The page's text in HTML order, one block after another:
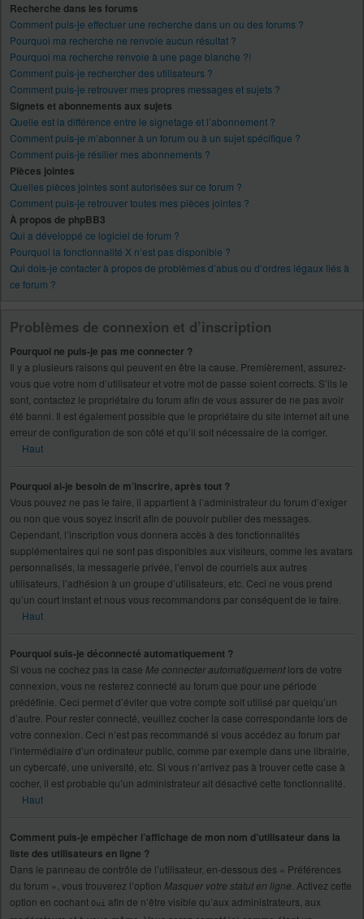
Recherche dans les forums
Comment puis-je effectuer une recherche dans un ou des forums ?
Pourquoi ma recherche ne renvoie aucun résultat ?
Pourquoi ma recherche renvoie à une page blanche ?!
Comment puis-je rechercher des utilisateurs ?
Comment puis-je retrouver mes propres messages et sujets ?
Signets et abonnements aux sujets
Quelle est la différence entre le signetage et l’abonnement ?
Comment puis-je m’abonner à un forum ou à un sujet spécifique ?
Comment puis-je résilier mes abonnements ?
Pièces jointes
Quelles pièces jointes sont autorisées sur ce forum ?
Comment puis-je retrouver toutes mes pièces jointes ?
À propos de phpBB3
Qui a développé ce logiciel de forum ?
Pourquoi la fonctionnalité X n’est pas disponible ?
Qui dois-je contacter à propos de problèmes d’abus ou d’ordres légaux liés à
ce forum ?
Problèmes de connexion et d’inscription
Pourquoi ne puis-je pas me connecter ?
Il y a plusieurs raisons qui peuvent en être la cause. Premièrement, assurez-
vous que votre nom d’utilisateur et votre mot de passe soient corrects. S’ils le
sont, contactez le propriétaire du forum afin de vous assurer de ne pas avoir
été banni. Il est également possible que le propriétaire du site internet ait une
erreur de configuration de son côté et qu’il soit nécessaire de la corriger.
Haut
Pourquoi ai-je besoin de m’inscrire, après tout ?
Vous pouvez ne pas le faire, il appartient à l’administrateur du forum d’exiger
ou non que vous soyez inscrit afin de pouvoir publier des messages.
Cependant, l’inscription vous donnera accès à des fonctionnalités
supplémentaires qui ne sont pas disponibles aux visiteurs, comme les avatars
personnalisés, la messagerie privée, l’envoi de courriels aux autres
utilisateurs, l’adhésion à un groupe d’utilisateurs, etc. Ceci ne vous prend
qu’un court instant et nous vous recommandons par conséquent de le faire.
Haut
Pourquoi suis-je déconnecté automatiquement ?
Si vous ne cochez pas la case Me connecter automatiquementlors de votre
connexion, vous ne resterez connecté au forum que pour une période
prédéfinie. Ceci permet d’éviter que votre compte soit utilisé par quelqu’un
d’autre. Pour rester connecté, veuillez cocher la case correspondante lors de
votre connexion. Ceci n’est pas recommandé si vous accédez au forum par
l’intermédiaire d’un ordinateur public, comme par exemple dans une librairie,
un cybercafé, une université, etc. Si vous n’arrivez pas à trouver cette case à
cocher, il est probable qu’un administrateur ait désactivé cette fonctionnalité.
Haut
Comment puis-je empêcher l’affichage de mon nom d’utilisateur dans la
liste des utilisateurs en ligne ?
Dans le panneau de contrôle de l’utilisateur, en-dessous des « Préférences
du forum », vous trouverez l’option Masquer votre statut en ligne . Activez cette
option en cochant Oui afin de n’être visible qu’aux administrateurs, aux